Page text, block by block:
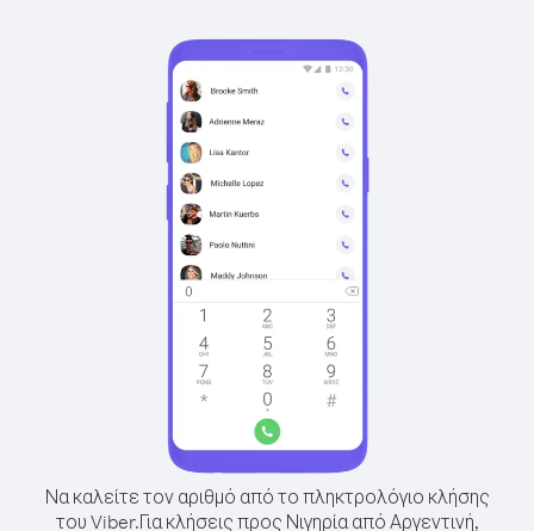
Να καλείτε τον αριθμό από το πληκτρολόγιο κλήσης
του Viber.Για κλήσεις προς Νιγηρία από Αργεντινή,